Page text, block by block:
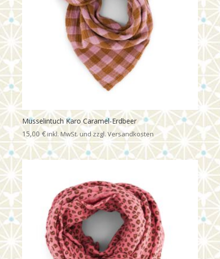
Musselintuch Karo Caramel-Erdbeer
15,00€